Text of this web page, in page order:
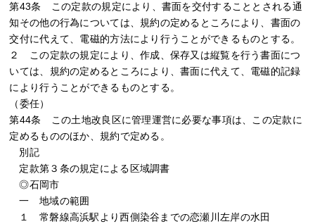
第43条 この定款の規定により、書面を交付することとされる通
知その他の行為については、規約の定めるところにより、書面の
交付に代えて、電磁的方法により行うことができるものとする。
２ この定款の規定により、作成、保存又は縦覧を行う書面につ
いては、規約の定めるところにより、書面に代えて、電磁的記録
により行うことができるものとする。
（委任）
第44条 この土地改良区に管理運営に必要な事項は、この定款に
定めるもののほか、規約で定める。
別記
定款第３条の規定による区域調書
◎石岡市
一 地域の範囲
１ 常磐線高浜駅より西側染谷までの恋瀬川左岸の水田